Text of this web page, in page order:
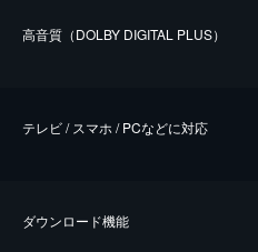
⾼⾳質（DOLBY DIGITAL PLUS）
テレビ / スマホ / PCなどに対応
ダウンロード機能